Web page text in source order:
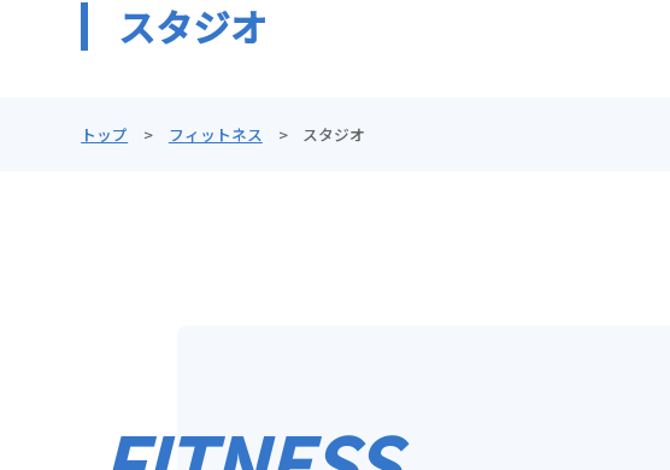
スタジオ
トップ フィットネス スタジオ